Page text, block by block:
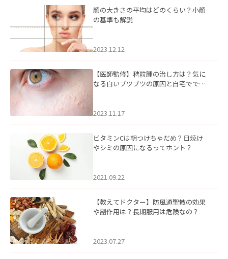
顔の大きさの平均はどのくらい？小顔
の基準も解説
2023.12.12
【医師監修】稗粒腫の治し方は？気に
なる白いブツブツの原因と自宅ででき
2023.11.17
ビタミンCは朝つけちゃだめ？日焼け
やシミの原因になるってホント？
2021.09.22
【教えてドクター】防風通聖散の効果
や副作用は？長期服用は危険なの？
2023.07.27